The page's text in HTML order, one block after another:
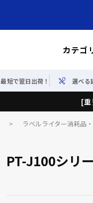
カテゴ
最短で翌日出荷！ 選べる
[
> ラベルライター消耗品
PT-J100シリ